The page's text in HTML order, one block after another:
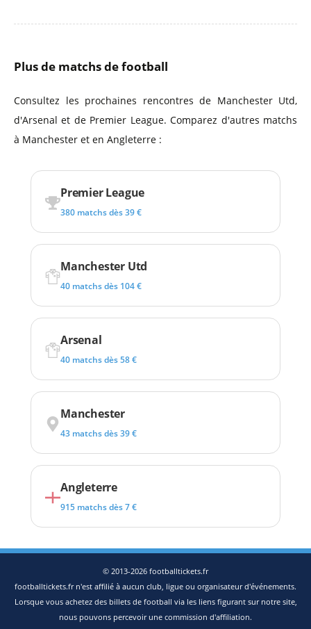
Plus de matchs de football
Consultez les prochaines rencontres de Manchester Utd,
d'Arsenal et de Premier League. Comparez d'autres matchs
à Manchester et en Angleterre :
Premier League
380 matchs dès 39 €
Manchester Utd
40 matchs dès 104 €
Arsenal
40 matchs dès 58 €
Manchester
43 matchs dès 39 €
Angleterre
915 matchs dès 7 €
© 2013-2026 footballtickets.fr
footballtickets.fr n'est affilié à aucun club, ligue ou organisateur d'événements.
Lorsque vous achetez des billets de football via les liens figurant sur notre site,
nous pouvons percevoir une commission d'affiliation.